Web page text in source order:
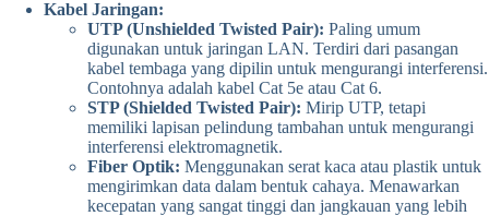
Kabel Jaringan:
UTP (Unshielded Twisted Pair): Paling umum
digunakan untuk jaringan LAN. Terdiri dari pasangan
kabel tembaga yang dipilin untuk mengurangi interferensi.
Contohnya adalah kabel Cat 5e atau Cat 6.
STP (Shielded Twisted Pair): Mirip UTP, tetapi
memiliki lapisan pelindung tambahan untuk mengurangi
interferensi elektromagnetik.
Fiber Optik: Menggunakan serat kaca atau plastik untuk
mengirimkan data dalam bentuk cahaya. Menawarkan
kecepatan yang sangat tinggi dan jangkauan yang lebih